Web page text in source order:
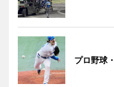
プロ野球